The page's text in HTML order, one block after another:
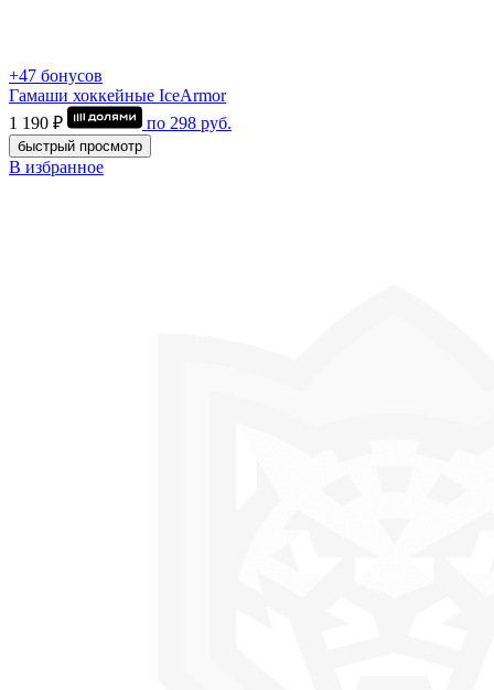
+47 бонусов
Гамаши хоккейные IceArmor
1 190 ₽
по 298 руб.
быстрый просмотр
В избранное